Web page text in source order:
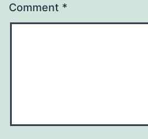
Comment *